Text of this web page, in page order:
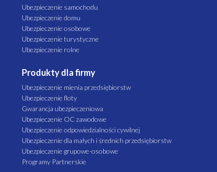
Ubezpieczenie samochodu
Ubezpieczenie domu
Ubezpieczenie osobowe
Ubezpieczenie turystyczne
Ubezpieczenie rolne
Produkty dla firmy
Ubezpieczenie mienia przedsiębiorstw
Ubezpieczenie floty
Gwarancja ubezpieczeniowa
Ubezpieczenie OC zawodowe
Ubezpieczenie odpowiedzialności cywilnej
Ubezpieczenie dla małych i średnich przedsiębiorstw
Ubezpieczenie grupowe-osobowe
Programy Partnerskie